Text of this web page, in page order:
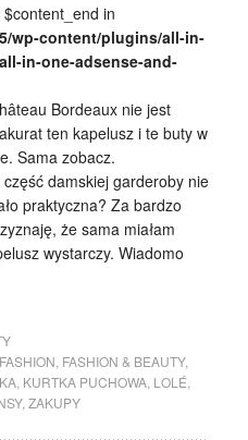
in
wp-content/plugins/all-in-
in-one-adsense-and-
Bordeaux nie jest
ten kapelusz i te buty w
Sama zobacz.
damskiej garderoby nie
praktyczna? Za bardzo
że sama miałam
wystarczy. Wiadomo
FASHION FASHION & BEAUTY,
, KURTKA PUCHOWA, LOLÉ
, ZAKUPY